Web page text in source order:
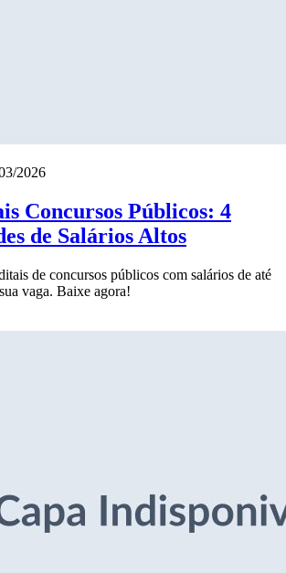
2026
Concursos Públicos: 4
de Salários Altos
de concursos públicos com salários de até
vaga. Baixe agora!